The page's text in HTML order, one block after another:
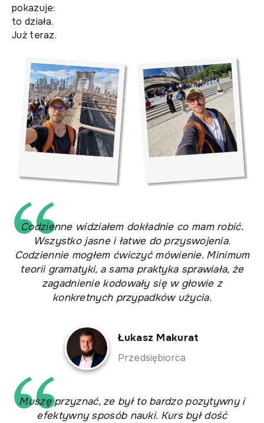
pokazuje:
to działa.
Już teraz.
Codzienne widziałem dokładnie co mam robić.
Wszystko jasne i łatwe do przyswojenia.
Codziennie mogłem ćwiczyć mówienie. Minimum
teorii gramatyki, a sama praktyka sprawiała, że
zagadnienie kodowały się w głowie z
konkretnych przypadków użycia.
Łukasz Makurat
Przedsiębiorca
Muszę przyznać, ze był to bardzo pozytywny i
efektywny sposób nauki. Kurs był dość